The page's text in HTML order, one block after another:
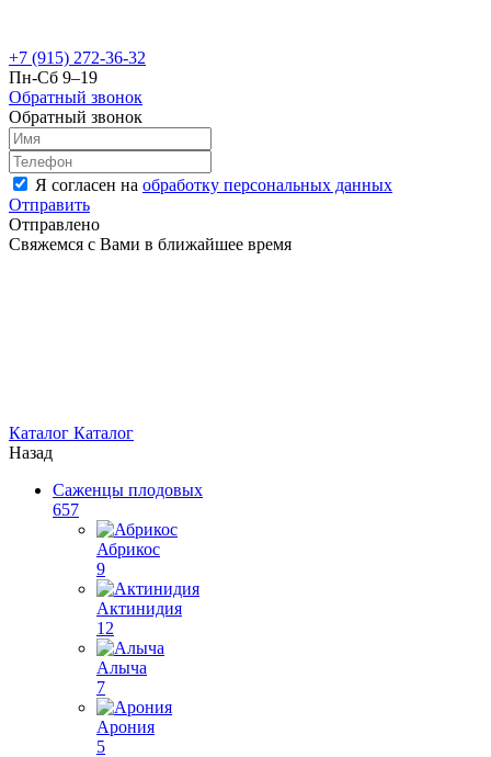
+7 (915) 272-36-32
Пн-Сб 9–19
Обратный звонок
Обратный звонок
Я согласен на обработку персональных данных
Отправить
Отправлено
Свяжемся с Вами в ближайшее время
Каталог Каталог
Назад
Саженцы плодовых
657
Абрикос
9
Актинидия
12
Алыча
7
Арония
5